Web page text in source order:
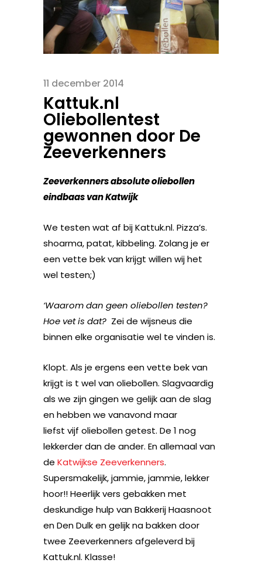
11 december 2014
Kattuk.nl
Oliebollentest
gewonnen door De
Zeeverkenners
Zeeverkenners absolute oliebollen
eindbaas van Katwijk
We testen wat af bij Kattuk.nl. Pizza’s.
shoarma, patat, kibbeling. Zolang je er
een vette bek van krijgt willen wij het
wel testen;)
‘Waarom dan geen oliebollen testen?
Hoe vet is dat? Zei de wijsneus die
binnen elke organisatie wel te vinden is.
Klopt. Als je ergens een vette bek van
krijgt is t wel van oliebollen. Slagvaardig
als we zijn gingen we gelijk aan de slag
en hebben we vanavond maar
liefst vijf oliebollen getest. De 1 nog
lekkerder dan de ander. En allemaal van
de Katwijkse Zeeverkenners.
Supersmakelijk, jammie, jammie, lekker
hoor!! Heerlijk vers gebakken met
deskundige hulp van Bakkerij Haasnoot
en Den Dulk en gelijk na bakken door
twee Zeeverkenners afgeleverd bij
Kattuk.nl. Klasse!